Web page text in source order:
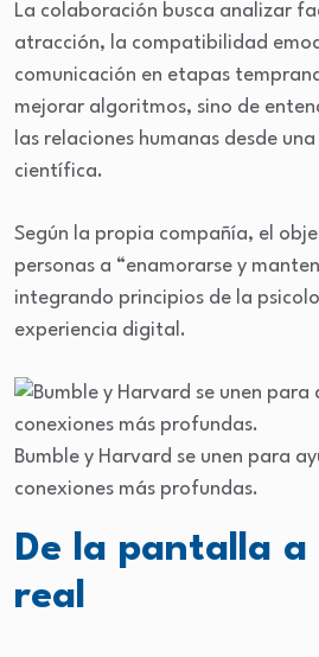
La colaboración busca analizar
atracción, la compatibilidad
comunicación en etapas
mejorar algoritmos, sino de
las relaciones humanas desde
científica.
Según la propia compañía, el
personas a “enamorarse y
integrando principios de la
experiencia digital.
Bumble y Harvard se unen para
conexiones más profundas.
De la pantalla
real